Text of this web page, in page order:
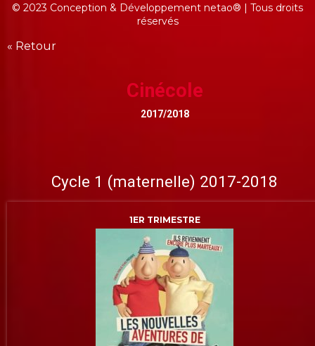
© 2023 Conception & Développement netao® | Tous droits
réservés
« Retour
Cinécole
2017/2018
Cycle 1 (maternelle) 2017-2018
1ER TRIMESTRE